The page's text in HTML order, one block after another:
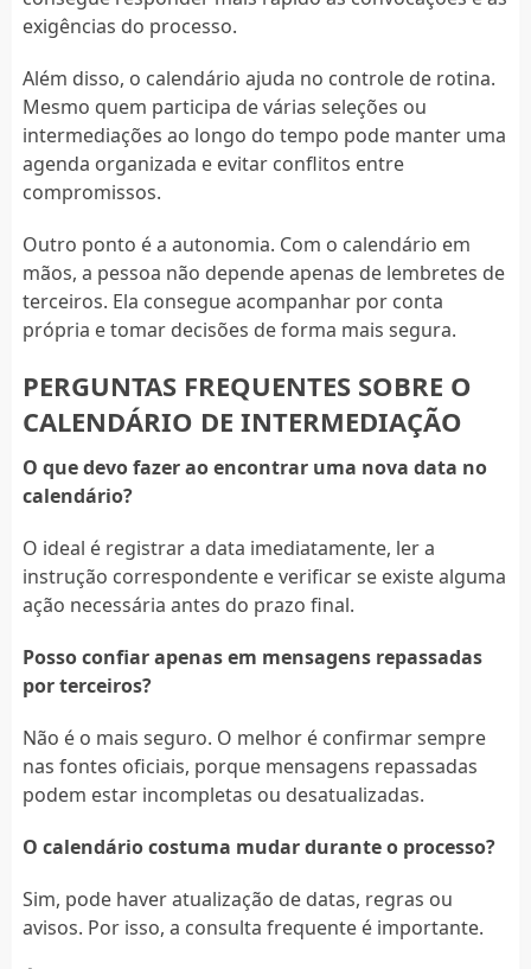
exigências do processo.
Além disso, o calendário ajuda no controle de rotina.
Mesmo quem participa de várias seleções ou
intermediações ao longo do tempo pode manter uma
agenda organizada e evitar conflitos entre
compromissos.
Outro ponto é a autonomia. Com o calendário em
mãos, a pessoa não depende apenas de lembretes de
terceiros. Ela consegue acompanhar por conta
própria e tomar decisões de forma mais segura.
PERGUNTAS FREQUENTES SOBRE O
CALENDÁRIO DE INTERMEDIAÇÃO
O que devo fazer ao encontrar uma nova data no
calendário?
O ideal é registrar a data imediatamente, ler a
instrução correspondente e verificar se existe alguma
ação necessária antes do prazo final.
Posso confiar apenas em mensagens repassadas
por terceiros?
Não é o mais seguro. O melhor é confirmar sempre
nas fontes oficiais, porque mensagens repassadas
podem estar incompletas ou desatualizadas.
O calendário costuma mudar durante o processo?
Sim, pode haver atualização de datas, regras ou
avisos. Por isso, a consulta frequente é importante.